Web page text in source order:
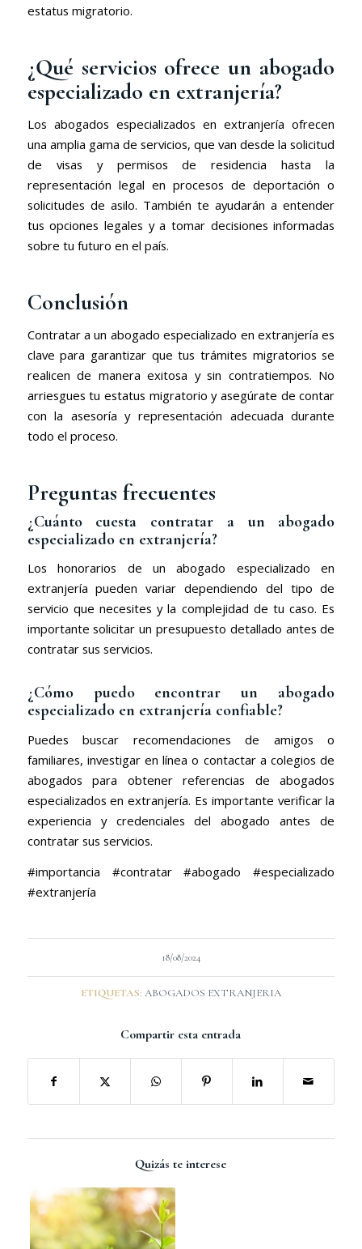
estatus migratorio.
¿Qué servicios ofrece un abogado
especializado en extranjería?
Los abogados especializados en extranjería ofrecen
una amplia gama de servicios, que van desde la solicitud
de visas y permisos de residencia hasta la
representación legal en procesos de deportación o
solicitudes de asilo. También te ayudarán a entender
tus opciones legales y a tomar decisiones informadas
sobre tu futuro en el país.
Conclusión
Contratar a un abogado especializado en extranjería es
clave para garantizar que tus trámites migratorios se
realicen de manera exitosa y sin contratiempos. No
arriesgues tu estatus migratorio y asegúrate de contar
con la asesoría y representación adecuada durante
todo el proceso.
Preguntas frecuentes
¿Cuánto cuesta contratar a un abogado
especializado en extranjería?
Los honorarios de un abogado especializado en
extranjería pueden variar dependiendo del tipo de
servicio que necesites y la complejidad de tu caso. Es
importante solicitar un presupuesto detallado antes de
contratar sus servicios.
¿Cómo puedo encontrar un abogado
especializado en extranjería confiable?
Puedes buscar recomendaciones de amigos o
familiares, investigar en línea o contactar a colegios de
abogados para obtener referencias de abogados
especializados en extranjería. Es importante verificar la
experiencia y credenciales del abogado antes de
contratar sus servicios.
#importancia #contratar #abogado #especializado
#extranjería
18/08/2024
ETIQUETAS: ABOGADOS EXTRANJERIA
Compartir esta entrada
Quizás te interese